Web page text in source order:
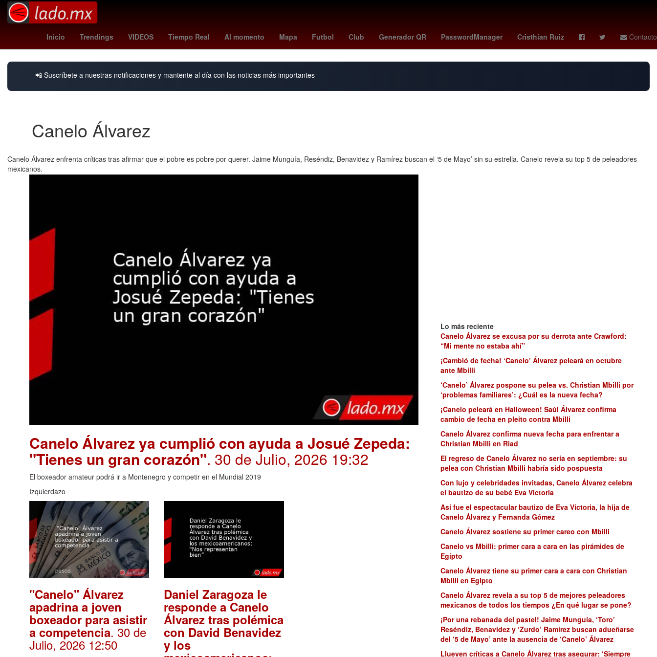
Inicio Trendings VIDEOS Tiempo Real Al momento Mapa Futbol Club Generador QR PasswordManager Cristhian Ruiz Contacto
racing lluvia de estrellas hoy precio Bollywood marruecos vs haití Incendio Claro Sports pacers - nets dmax mexico
📲 Suscríbete a nuestras notificaciones y mantente al día con las noticias más importantes
Canelo Álvarez
Canelo Álvarez enfrenta críticas tras afirmar que el pobre es pobre por querer. Jaime Munguía, Reséndiz, Benavidez y Ramírez buscan el ‘5 de Mayo’ sin su estrella. Canelo revela su top 5 de peleadores
mexicanos.
Canelo Álvarez ya cumplió con ayuda a Josué Zepeda:
"Tienes un gran corazón". 30 de Julio, 2026 19:32
El boxeador amateur podrá ir a Montenegro y competir en el Mundial 2019
Izquierdazo
"Canelo" Álvarez
apadrina a joven
boxeador para asistir
a competencia. 30 de
Julio, 2026 12:50
Daniel Zaragoza le
responde a Canelo
Álvarez tras polémica
con David Benavidez
y los
Lo más reciente
Canelo Álvarez se excusa por su derrota ante Crawford:
“Mi mente no estaba ahí”
¡Cambió de fecha! ‘Canelo’ Álvarez peleará en octubre
ante Mbilli
‘Canelo’ Álvarez pospone su pelea vs. Christian Mbilli por
‘problemas familiares’: ¿Cuál es la nueva fecha?
¡Canelo peleará en Halloween! Saúl Álvarez confirma
cambio de fecha en pleito contra Mbilli
Canelo Álvarez confirma nueva fecha para enfrentar a
Christian Mbilli en Riad
El regreso de Canelo Álvarez no sería en septiembre: su
pelea con Christian Mbilli habría sido pospuesta
Con lujo y celebridades invitadas, Canelo Álvarez celebra
el bautizo de su bebé Eva Victoria
Así fue el espectacular bautizo de Eva Victoria, la hija de
Canelo Álvarez y Fernanda Gómez
Canelo Álvarez sostiene su primer careo con Mbilli
Canelo vs Mbilli: primer cara a cara en las pirámides de
Egipto
Canelo Álvarez tiene su primer cara a cara con Christian
Mbilli en Egipto
Canelo Álvarez revela a su top 5 de mejores peleadores
mexicanos de todos los tiempos ¿En qué lugar se pone?
¡Por una rebanada del pastel! Jaime Munguía, ‘Toro’
Reséndiz, Benavidez y ‘Zurdo’ Ramírez buscan adueñarse
del ‘5 de Mayo’ ante la ausencia de ‘Canelo’ Álvarez
Llueven críticas a Canelo Álvarez tras asegurar: ‘Siempre